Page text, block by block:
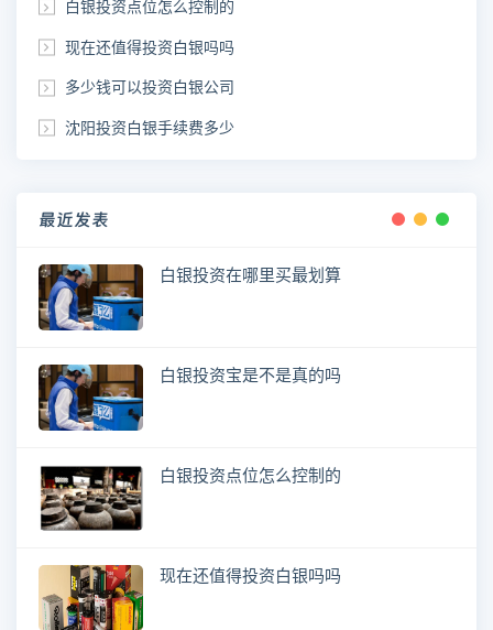
白银投资点位怎么控制的
现在还值得投资白银吗吗
多少钱可以投资白银公司
沈阳投资白银手续费多少
最近发表
白银投资在哪里买最划算
白银投资宝是不是真的吗
白银投资点位怎么控制的
现在还值得投资白银吗吗